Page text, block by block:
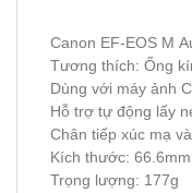
Canon EF-EOS M
Tương thích: Ống
Dùng với máy ảnh
Hỗ trợ tự động lấy
Chân tiếp xúc mạ
Kích thước:
Trọng lượng: 177g